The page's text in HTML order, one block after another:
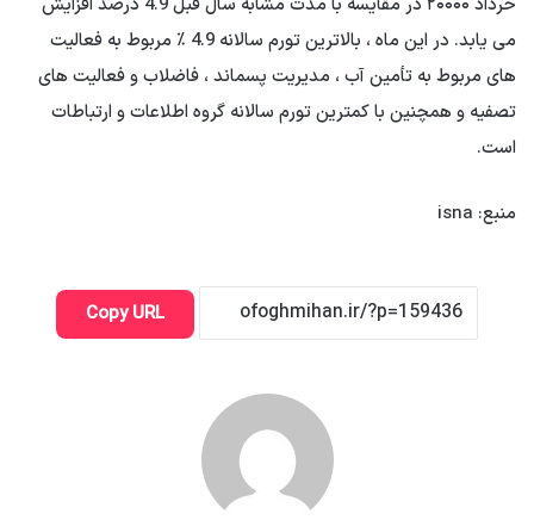
خرداد ۲۰۰۰۰ در مقایسه با مدت مشابه سال قبل 4.9 درصد افزایش
می یابد. در این ماه ، بالاترین تورم سالانه 4.9 ٪ مربوط به فعالیت
های مربوط به تأمین آب ، مدیریت پسماند ، فاضلاب و فعالیت های
تصفیه و همچنین با کمترین تورم سالانه گروه اطلاعات و ارتباطات
است.
منبع: isna
Copy URL